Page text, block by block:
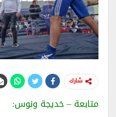
شارك
​متابعة – خديجة ونوس: